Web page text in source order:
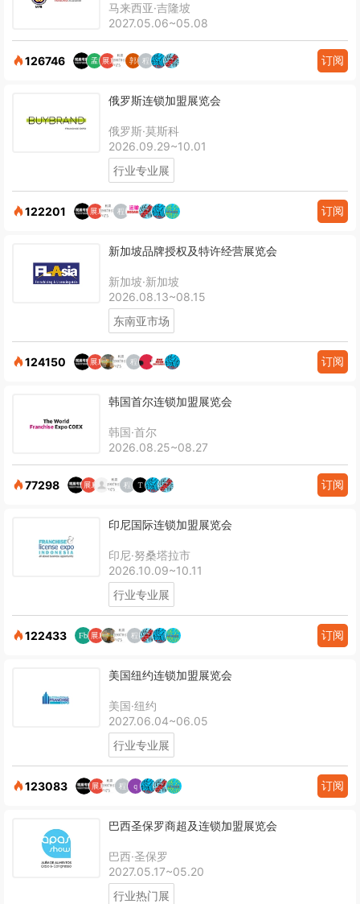
马来西亚·吉隆坡
2027.05.06~05.08
126746 订阅
俄罗斯连锁加盟展览会
俄罗斯·莫斯科
2026.09.29~10.01
行业专业展
122201 订阅
新加坡品牌授权及特许经营展览会
新加坡·新加坡
2026.08.13~08.15
东南亚市场
124150 订阅
韩国首尔连锁加盟展览会
韩国·首尔
2026.08.25~08.27
77298 订阅
印尼国际连锁加盟展览会
印尼·努桑塔拉市
2026.10.09~10.11
行业专业展
122433 订阅
美国纽约连锁加盟展览会
美国·纽约
2027.06.04~06.05
行业专业展
123083 订阅
巴西圣保罗商超及连锁加盟展览会
巴西·圣保罗
2027.05.17~05.20
行业热门展